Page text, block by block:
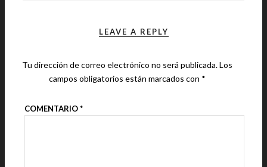
LEAVE A REPLY
Tu dirección de correo electrónico no será publicada.Los
campos obligatorios están marcados con *
COMENTARIO*